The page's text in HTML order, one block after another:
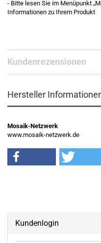
- Bitte lesen Sie im Menüpunkt
Informationen zu Ihrem Produkt
Kundenrezensionen
Hersteller
Mosaik-Netzwerk
www.mosaik-netzwerk.de
Kundenlogin